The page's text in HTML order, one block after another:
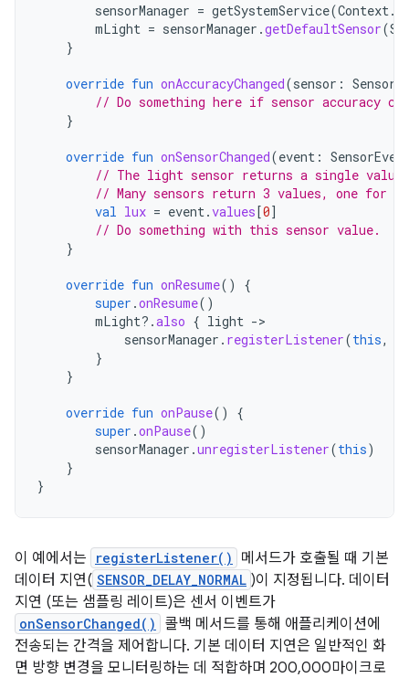
sensorManager = getSystemService(Context.
mLight = sensorManager .getDefaultSensor(
}
override fun onAccuracyChanged(sensor : Sensor
// Do something here if sensor accuracy
}
override fun onSensorChanged(event :
// The light sensor returns a single value.
// Many sensors return 3 values, one for
val lux = event.values[0]
// Do something with this sensor value.
}
override fun onResume()
{
super .onResume()
mLight?.also { light -
sensorManager . registerListener(this,
}
}
override fun onPause()
{
super .onPause()
sensorManager .unregisterListener(this)
}
}
이 예에서는 registerListener()
메서드가 호출될 때 기본
데이터 지연( SENSOR_DELAY_NORMAL )이 지정됩니다. 데이터
지연 (또는 샘플링 레이트)은 센서 이벤트가
onSensorChanged()
콜백 메서드를 통해 애플리케이션에
전송되는 간격을 제어합니다. 기본 데이터 지연은 일반적인 화
면 방향 변경을 모니터링하는 데 적합하며 200,000마이크로